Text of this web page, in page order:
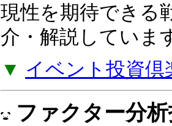
現性を期待できる
介・解説していま
▼ イベント投資倶
ファクター分